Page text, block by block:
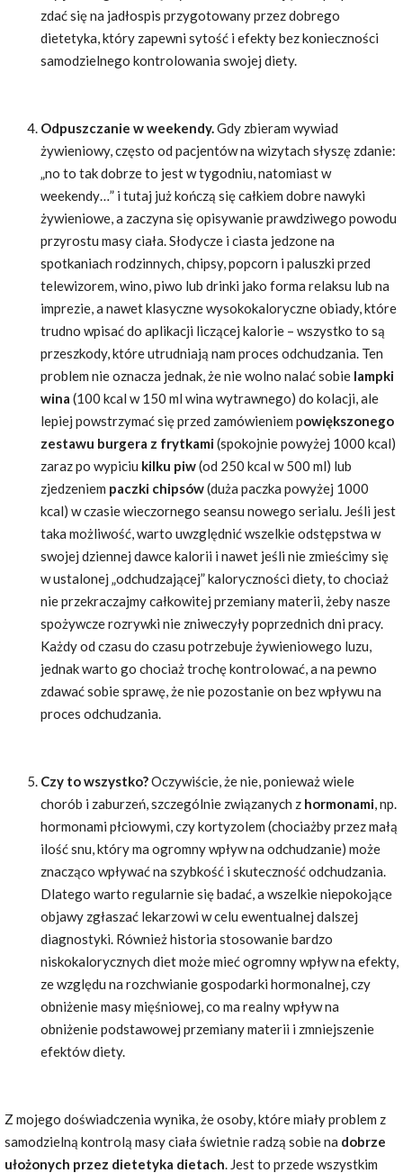
zdać się na jadłospis przygotowany przez dobrego
dietetyka, który zapewni sytość i efekty bez konieczności
samodzielnego kontrolowania swojej diety.
Odpuszczanie w weekendy.Gdy zbieram wywiad
żywieniowy, często od pacjentów na wizytach słyszę zdanie:
„no to tak dobrze to jest w tygodniu, natomiast w
weekendy…” i tutaj już kończą się całkiem dobre nawyki
żywieniowe, a zaczyna się opisywanie prawdziwego powodu
przyrostu masy ciała. Słodycze i ciasta jedzone na
spotkaniach rodzinnych, chipsy, popcorn i paluszki przed
telewizorem, wino, piwo lub drinki jako forma relaksu lub na
imprezie, a nawet klasyczne wysokokaloryczne obiady, które
trudno wpisać do aplikacji liczącej kalorie – wszystko to są
przeszkody, które utrudniają nam proces odchudzania. Ten
problem nie oznacza jednak, że nie wolno nalać sobie lampki
wina (100 kcal w 150 ml wina wytrawnego) do kolacji, ale
lepiej powstrzymać się przed zamówieniem powiększonego
zestawu burgera z frytkami(spokojnie powyżej 1000 kcal)
zaraz po wypiciu kilku piw(od 250 kcal w 500 ml) lub
zjedzeniem paczki chipsów(duża paczka powyżej 1000
kcal) w czasie wieczornego seansu nowego serialu. Jeśli jest
taka możliwość, warto uwzględnić wszelkie odstępstwa w
swojej dziennej dawce kalorii i nawet jeśli nie zmieścimy się
w ustalonej „odchudzającej” kaloryczności diety, to chociaż
nie przekraczajmy całkowitej przemiany materii, żeby nasze
spożywcze rozrywki nie zniweczyły poprzednich dni pracy.
Każdy od czasu do czasu potrzebuje żywieniowego luzu,
jednak warto go chociaż trochę kontrolować, a na pewno
zdawać sobie sprawę, że nie pozostanie on bez wpływu na
proces odchudzania.
Czy to wszystko?Oczywiście, że nie, ponieważ wiele
chorób i zaburzeń, szczególnie związanych z hormonami, np.
hormonami płciowymi, czy kortyzolem (chociażby przez małą
ilość snu, który ma ogromny wpływ na odchudzanie) może
znacząco wpływać na szybkość i skuteczność odchudzania.
Dlatego warto regularnie się badać, a wszelkie niepokojące
objawy zgłaszać lekarzowi w celu ewentualnej dalszej
diagnostyki. Również historia stosowanie bardzo
niskokalorycznych diet może mieć ogromny wpływ na efekty,
ze względu na rozchwianie gospodarki hormonalnej, czy
obniżenie masy mięśniowej, co ma realny wpływ na
obniżenie podstawowej przemiany materii i zmniejszenie
efektów diety.
Z mojego doświadczenia wynika, że osoby, które miały problem z
samodzielną kontrolą masy ciała świetnie radzą sobie na dobrze
ułożonych przez dietetyka dietach. Jest to przede wszystkim